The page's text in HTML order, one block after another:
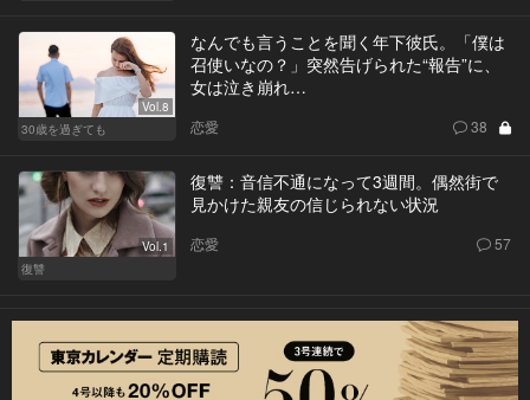
Vol.8
30歳を過ぎても
なんでも言うことを聞く年下彼氏。「僕は
召使いなの？」突然告げられた“報告”に、
女は泣き崩れ…
恋愛 38
Vol.1
復讐
復讐：音信不通になって3週間。偶然街で
見かけた親友の信じられない状況
恋愛 57